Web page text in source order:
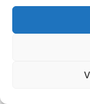
Dicembre 2024